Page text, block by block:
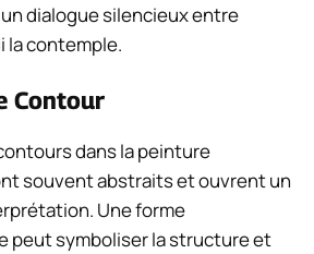
dialogue silencieux entre
la contemple.
Contour
dans la peinture
souvent abstraits et ouvrent un
Une forme
peut symboliser la structure et